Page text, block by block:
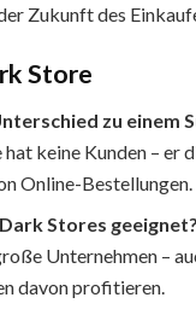
Zukunft des
Store
zu einem
keine Kunden – er
Online-Bestellungen.
Stores geeignet?
Unternehmen –
davon profitieren.